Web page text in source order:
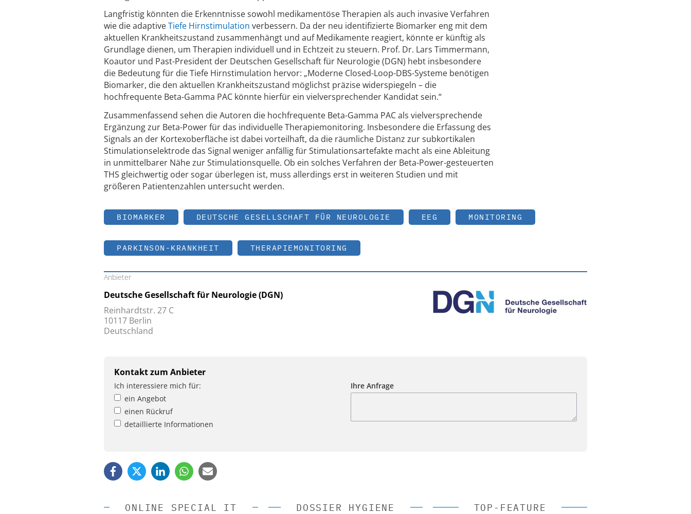
Langfristig könnten die Erkenntnisse sowohl medikamentöse Therapien als auch invasive Verfahren
wie die adaptiveTiefe Hirnstimulation verbessern. Da der neu identifizierte Biomarker eng mit dem
aktuellen Krankheitszustand zusammenhängt und auf Medikamente reagiert, könnte er künftig als
Grundlage dienen, um Therapien individuell und in Echtzeit zu steuern. Prof. Dr. Lars Timmermann,
Koautor und Past-President der Deutschen Gesellschaft für Neurologie (DGN) hebt insbesondere
die Bedeutung für die Tiefe Hirnstimulation hervor: „Moderne Closed-Loop-DBS-Systeme benötigen
Biomarker, die den aktuellen Krankheitszustand möglichst präzise widerspiegeln – die
hochfrequente Beta-Gamma PAC könnte hierfür ein vielversprechender Kandidat sein.“
Zusammenfassend sehen die Autoren die hochfrequente Beta-Gamma PAC als vielversprechende
Ergänzung zur Beta-Power für das individuelle Therapiemonitoring. Insbesondere die Erfassung des
Signals an der Kortexoberfläche ist dabei vorteilhaft, da die räumliche Distanz zur subkortikalen
Stimulationselektrode das Signal weniger anfällig für Stimulationsartefakte macht als eine Ableitung
in unmittelbarer Nähe zur Stimulationsquelle. Ob ein solches Verfahren der Beta-Power-gesteuerten
THS gleichwertig oder sogar überlegen ist, muss allerdings erst in weiteren Studien und mit
größeren Patientenzahlen untersucht werden.
BIOMARKER DEUTSCHE GESELLSCHAFT FÜR NEUROLOGIE EEG MONITORING
PARKINSON-KRANKHEIT THERAPIEMONITORING
Anbieter
Deutsche Gesellschaft für Neurologie (DGN)
Reinhardtstr. 27 C
10117 Berlin
Deutschland
Kontakt zum Anbieter
Ich interessiere mich für:
ein Angebot
einen Rückruf
detaillierte Informationen
Ihre Anfrage
ONLINE SPECIAL IT DOSSIER HYGIENE TOP-FEATURE